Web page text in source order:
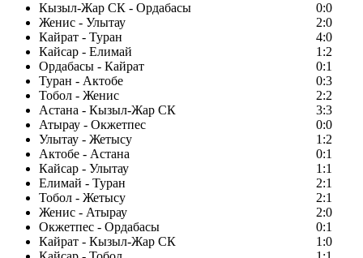
Кызыл-Жар СК - Ордабасы
0:0
Женис - Улытау
2:0
Кайрат - Туран
4:0
Кайсар - Елимай
1:2
Ордабасы - Кайрат
0:1
Туран - Актобе
0:3
Тобол - Женис
2:2
Астана - Кызыл-Жар СК
3:3
Атырау - Окжетпес
0:0
Улытау - Жетысу
1:2
Актобе - Астана
0:1
Кайсар - Улытау
1:1
Елимай - Туран
2:1
Тобол - Жетысу
2:1
Женис - Атырау
2:0
Окжетпес - Ордабасы
0:1
Кайрат - Кызыл-Жар СК
1:0